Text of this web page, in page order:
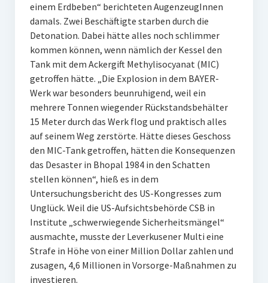
einem Erdbeben“ berichteten AugenzeugInnen
damals. Zwei Beschäftigte starben durch die
Detonation. Dabei hätte alles noch schlimmer
kommen können, wenn nämlich der Kessel den
Tank mit dem Ackergift Methylisocyanat (MIC)
getroffen hätte. „Die Explosion in dem BAYER-
Werk war besonders beunruhigend, weil ein
mehrere Tonnen wiegender Rückstandsbehälter
15 Meter durch das Werk flog und praktisch alles
auf seinem Weg zerstörte. Hätte dieses Geschoss
den MIC-Tank getroffen, hätten die Konsequenzen
das Desaster in Bhopal 1984 in den Schatten
stellen können“, hieß es in dem
Untersuchungsbericht des US-Kongresses zum
Unglück. Weil die US-Aufsichtsbehörde CSB in
Institute „schwerwiegende Sicherheitsmängel“
ausmachte, musste der Leverkusener Multi eine
Strafe in Höhe von einer Million Dollar zahlen und
zusagen, 4,6 Millionen in Vorsorge-Maßnahmen zu
investieren.